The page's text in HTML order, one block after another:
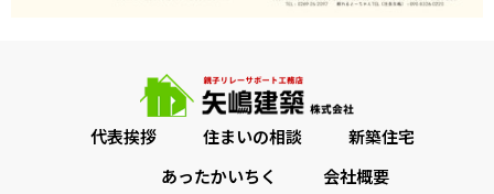
代表挨拶 住まいの相談
新築住宅
あったかいちく
会社概要